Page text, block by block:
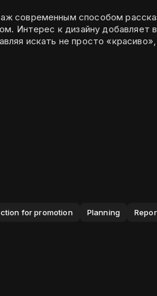
современным способом
Интерес к дизайну добавляет
искать не просто «красиво»,
for promotion Planning